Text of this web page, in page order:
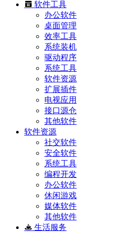
软件工具
办公软件
桌面管理
效率工具
系统装机
驱动程序
系统工具
软件资源
扩展插件
电视应用
接口源仓
其他软件
软件资源
社交软件
安全软件
系统工具
编程开发
办公软件
休闲游戏
媒体软件
其他软件
生活服务